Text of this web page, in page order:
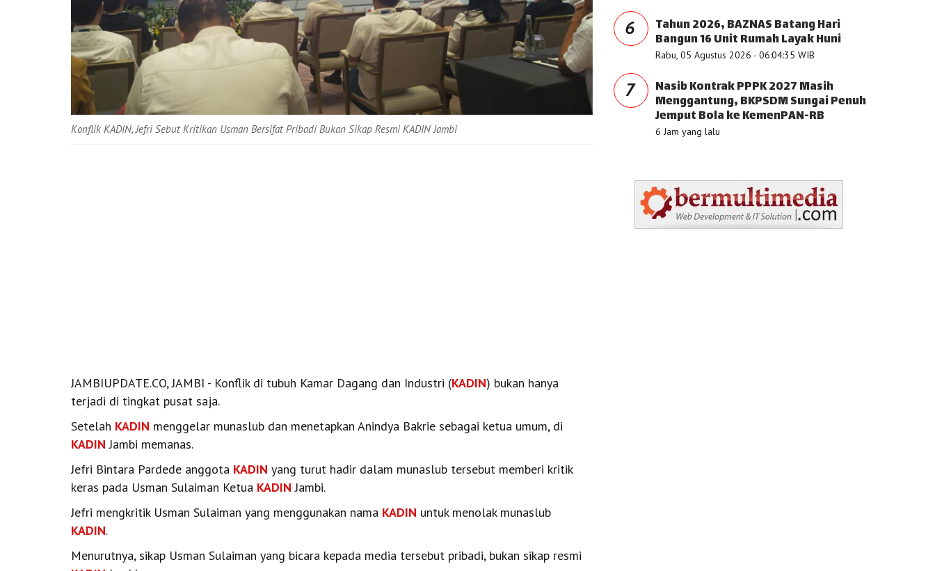
Konflik KADIN, Jefri Sebut Kritikan Usman Bersifat Pribadi Bukan Sikap Resmi KADIN Jambi
JAMBIUPDATE.CO, JAMBI - Konflik di tubuh Kamar Dagang dan Industri (KADIN) bukan hanya
terjadi di tingkat pusat saja.
Setelah KADIN menggelar munaslub dan menetapkan Anindya Bakrie sebagai ketua umum, di
KADIN Jambi memanas.
Jefri Bintara Pardede anggota KADIN yang turut hadir dalam munaslub tersebut memberi kritik
keras pada Usman Sulaiman Ketua KADIN Jambi.
Jefri mengkritik Usman Sulaiman yang menggunakan nama KADIN untuk menolak munaslub
KADIN.
Menurutnya, sikap Usman Sulaiman yang bicara kepada media tersebut pribadi, bukan sikap resmi
6 Tahun 2026, BAZNAS Batang Hari
Bangun 16 Unit Rumah Layak Huni
Rabu, 05 Agustus 2026 - 06:04:35 WIB
7 Nasib Kontrak PPPK 2027 Masih
Menggantung, BKPSDM Sungai Penuh
Jemput Bola ke KemenPAN-RB
6 Jam yang lalu